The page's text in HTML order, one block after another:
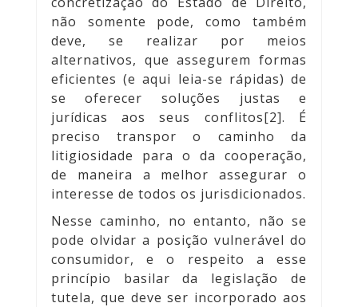
não somente pode, como também
deve, se realizar por meios
alternativos, que assegurem formas
eficientes (e aqui leia-se rápidas) de
se oferecer soluções justas e
jurídicas aos seus conflitos[2]. É
preciso transpor o caminho da
litigiosidade para o da cooperação,
de maneira a melhor assegurar o
interesse de todos os jurisdicionados.
Nesse caminho, no entanto, não se
pode olvidar a posição vulnerável do
consumidor, e o respeito a esse
princípio basilar da legislação de
tutela, que deve ser incorporado aos